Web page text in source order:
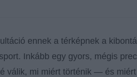
ennek a térképnek a
Inkább egy gyors, mégis
válik, mi miért történik — és miért